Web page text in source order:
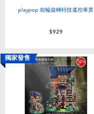
playpop 前輪旋轉特技遙控車黃
$929
獨家發售